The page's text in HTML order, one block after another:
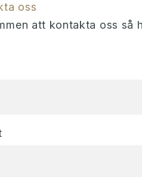
oss
att kontakta oss så